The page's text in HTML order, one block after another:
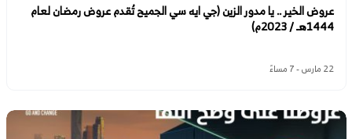
عروض الخير .. يا مدور الزين (جي ايه سي الجميح تُقدم عروض رمضان لعام
1444هـ / 2023م)
22 مارس - 7 مساءً